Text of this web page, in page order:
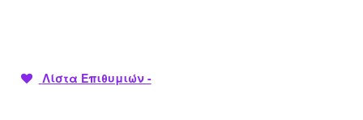
Λίστα Επιθυμιών -